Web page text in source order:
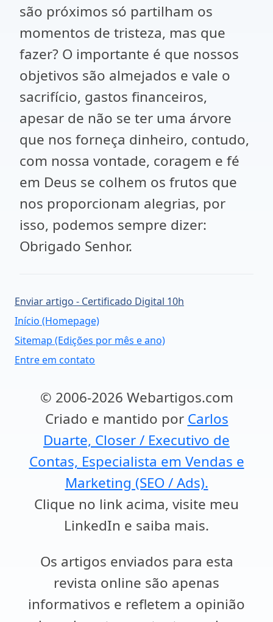
são próximos só partilham os
momentos de tristeza, mas que
fazer? O importante é que nossos
objetivos são almejados e vale o
sacrifício, gastos financeiros,
apesar de não se ter uma árvore
que nos forneça dinheiro, contudo,
com nossa vontade, coragem e fé
em Deus se colhem os frutos que
nos proporcionam alegrias, por
isso, podemos sempre dizer:
Obrigado Senhor.
Enviar artigo - Certificado Digital 10h
Início (Homepage)
Sitemap (Edições por mês e ano)
Entre em contato
© 2006-2026 Webartigos.com
Criado e mantido por Carlos
Duarte, Closer / Executivo de
Contas, Especialista em Vendas e
Marketing (SEO / Ads).
Clique no link acima, visite meu
LinkedIn e saiba mais.
Os artigos enviados para esta
revista online são apenas
informativos e refletem a opinião